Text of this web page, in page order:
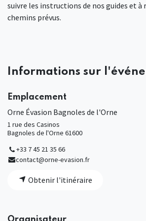
suivre les instructions de nos guides et à
chemins prévus.
Informations sur
Emplacement
Orne Évasion Bagnoles de l'Orne
1 rue des Casinos
Bagnoles de l'Orne 61600
+33 7 45 21 35 66
contact@orne-evasion.fr
Obtenir l'itinéraire